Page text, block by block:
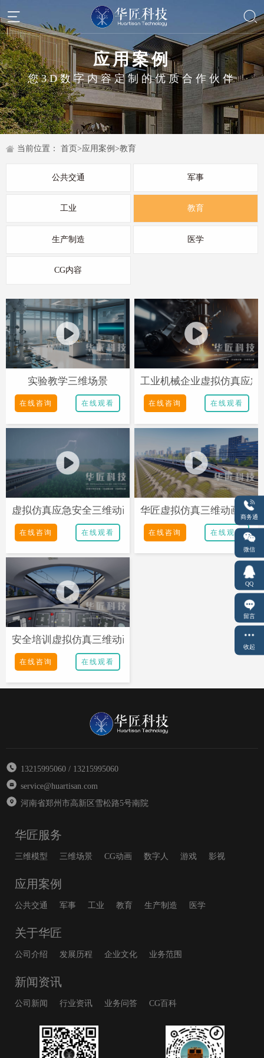
应用案例
您3D数字内容定制的优质合作伙伴
当前位置： 首页>应用案例 >教育
公共交通 军事
工业 教育
生产制造 医学
CG内容
实验教学三维场景
在线咨询 在线观看
工业机械企业虚拟仿真应急
在线咨询 在线观看
虚拟仿真应急安全三维动画
在线咨询 在线观看
华匠虚拟仿真三维动画定制
在线咨询 在线观看
安全培训虚拟仿真三维动画定制
在线咨询 在线观看
13215995060 / 13215995060
service@huartisan.com
河南省郑州市高新区雪松路5号南院
华匠服务
三维模型 三维场景 CG动画 数字人 游戏 影视
应用案例
公共交通 军事 工业 教育 生产制造 医学
关于华匠
公司介绍 发展历程 企业文化 业务范围
新闻资讯
公司新闻 行业资讯 业务问答 CG百科
商务通
微信
QQ
留言
收起